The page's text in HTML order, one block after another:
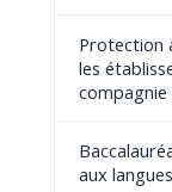
Protection
les
compagnie
aux